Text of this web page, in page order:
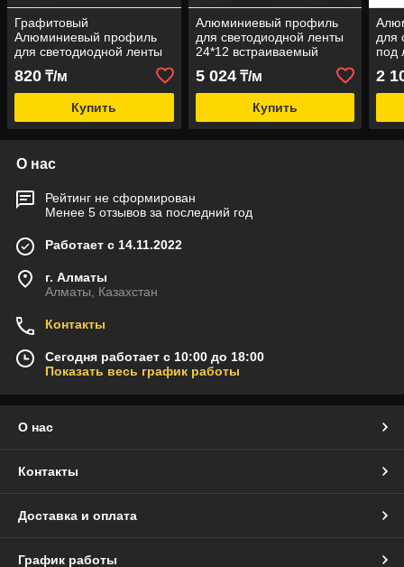
Графитовый
Алюминиевый профиль
для светодиодной ленты
14мм х 9мм
встраиваемый
820 ₸/м
Купить
Алюминиевый профиль
для светодиодной ленты
24*12 встраиваемый
5 024₸/м
Купить
для
под
2
О нас
Рейтинг не сформирован
Менее 5 отзывов за последний год
Работает с 14.11.2022
г. Алматы
Алматы, Казахстан
Контакты
Сегодня работает с 10:00 до 18:00
Показать весь график работы
О нас
Контакты
Доставка и оплата
График работы